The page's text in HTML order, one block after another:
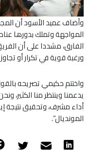
​وأضاف عميد الأسود أن
المواجهة وتملك بدورها
الفارق، مشددا على أن
ورغبة قوية في تكرار أو
​واختتم حكيمي تصريحه
يدعمنا وينتظر منا
أداء مشرف، وتحقيق نتيجة
المونديال”.